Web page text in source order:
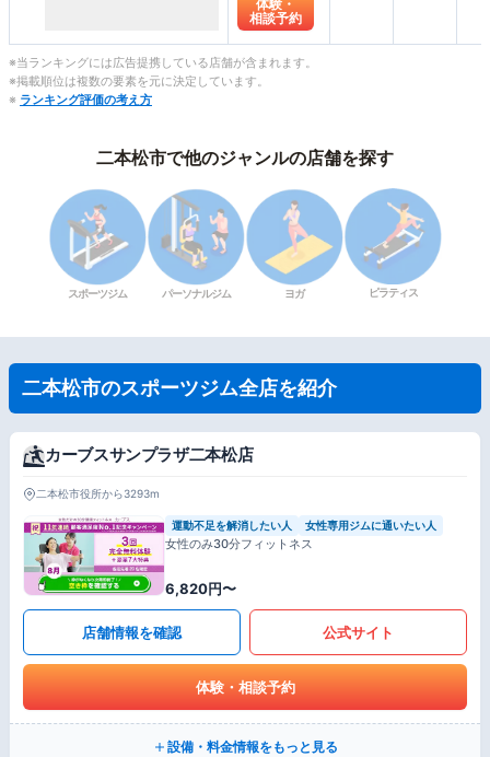
体験・
相談予約
※当ランキングには広告提携している店舗が含まれます。
※掲載順位は複数の要素を元に決定しています。
※ ランキング評価の考え方
二本松市で他のジャンルの店舗を探す
スポーツジム パーソナルジム ヨガ ピラティス
二本松市のスポーツジム全店を紹介
カーブスサンプラザ二本松店
二本松市役所から3293m
運動不足を解消したい人 女性専用ジムに通いたい人
女性のみ30分フィットネス
6,820円〜
店舗情報を確認 公式サイト
体験・相談予約
設備・料金情報をもっと見る